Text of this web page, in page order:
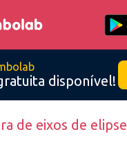
disponível!
de eixos de elipse